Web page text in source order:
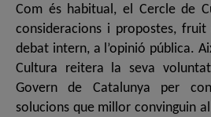
Com és habitual, el Cercle de
consideracions i propostes,
debat intern, a l’opinió pública.
Cultura reitera la seva
Govern de Catalunya per
solucions que millor convinguin